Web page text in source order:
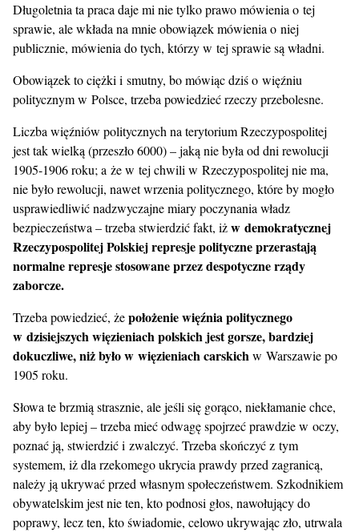
Długoletnia ta praca daje mi nie tylko prawo mówienia o tej
sprawie, ale wkłada na mnie obowiązek mówienia o niej
publicznie, mówienia do tych, którzy w tej sprawie są władni.
Obowiązek to ciężki i smutny, bo mówiąc dziś o więźniu
politycznym w Polsce, trzeba powiedzieć rzeczy przebolesne.
Liczba więźniów politycznych na terytorium Rzeczypospolitej
jest tak wielką (przeszło 6000) – jaką nie była od dni rewolucji
1905-1906 roku; a że w tej chwili w Rzeczypospolitej nie ma,
nie było rewolucji, nawet wrzenia politycznego, które by mogło
usprawiedliwić nadzwyczajne miary poczynania władz
bezpieczeństwa – trzeba stwierdzić fakt, iżw demokratycznej
Rzeczypospolitej Polskiej represje polityczne przerastają
normalne represje stosowane przez despotyczne rządy
zaborcze.
Trzeba powiedzieć, żepołożenie więźnia politycznego
w dzisiejszych więzieniach polskich jest gorsze, bardziej
dokuczliwe, niż było w więzieniach carskichw Warszawie po
1905 roku.
Słowa te brzmią strasznie, ale jeśli się gorąco, niekłamanie chce,
aby było lepiej – trzeba mieć odwagę spojrzeć prawdzie w oczy,
poznać ją, stwierdzić i zwalczyć. Trzeba skończyć z tym
systemem, iż dla rzekomego ukrycia prawdy przed zagranicą,
należy ją ukrywać przed własnym społeczeństwem. Szkodnikiem
obywatelskim jest nie ten, kto podnosi głos, nawołujący do
poprawy, lecz ten, kto świadomie, celowo ukrywając zło, utrwala